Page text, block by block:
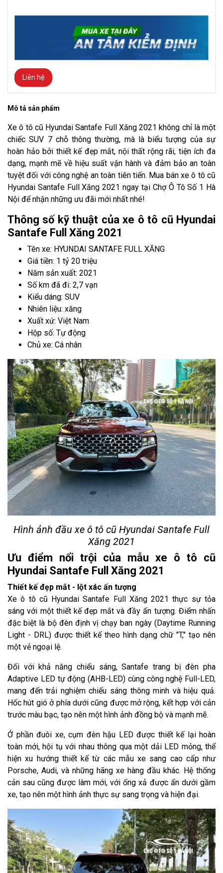
Liên hệ
Mô tả sản phẩm
Xe ô tô cũ Hyundai Santafe Full Xăng 2021 không chỉ là một
chiếc SUV 7 chỗ thông thường, mà là biểu tượng của sự
hoàn hảo bởi thiết kế đẹp mắt, nội thất rộng rãi, tiện ích đa
dạng, mạnh mẽ về hiệu suất vận hành và đảm bảo an toàn
tuyệt đối với công nghệ an toàn tiên tiến. Mua bán xe ô tô cũ
Hyundai Santafe Full Xăng 2021 ngay tại Chợ Ô Tô Số 1 Hà
Nội để nhận những ưu đãi mới nhất nhé!
Thông số kỹ thuật của xe ô tô cũ Hyundai
Santafe Full Xăng 2021
Tên xe: HYUNDAI SANTAFE FULL XĂNG
Giá tiền: 1 tỷ 20 triệu
Năm sản xuất: 2021
Số km đã đi: 2,7 vạn
Kiểu dáng: SUV
Nhiên liệu: xăng
Xuất xứ: Việt Nam
Hộp số: Tự động
Chủ xe: Cá nhân
Hình ảnh đầu xe ô tô cũ Hyundai Santafe Full
Xăng 2021
Ưu điểm nổi trội của mẫu xe ô tô cũ
Hyundai Santafe Full Xăng 2021
Thiết kế đẹp mắt - lột xác ấn tượng
Xe ô tô cũ Hyundai Santafe Full Xăng 2021 thực sự tỏa
sáng với một thiết kế đẹp mắt và đầy ấn tượng. Điểm nhấn
đặc biệt là bộ đèn định vị chạy ban ngày (Daytime Running
Light - DRL) được thiết kế theo hình dạng chữ "T," tạo nên
một vẻ ngoại lệ.
Đối với khả năng chiếu sáng, Santafe trang bị đèn pha
Adaptive LED tự động (AHB-LED) cùng công nghệ Full-LED,
mang đến trải nghiệm chiếu sáng thông minh và hiệu quả.
Hốc hút gió ở phía dưới cũng được mở rộng, kết hợp với cản
trước màu bạc, tạo nên một hình ảnh đồng bộ và mạnh mẽ.
Ở phần đuôi xe, cụm đèn hậu LED được thiết kế lại hoàn
toàn mới, hội tụ với nhau thông qua một dải LED mỏng, thể
hiện xu hướng thiết kế từ các mẫu xe sang cao cấp như
Porsche, Audi, và những hãng xe hàng đầu khác. Hệ thống
cản sau cũng được làm mới, với ống xả được ẩn dưới gầm
xe, tạo nên một hình ảnh thực sự sang trọng và hiện đại.